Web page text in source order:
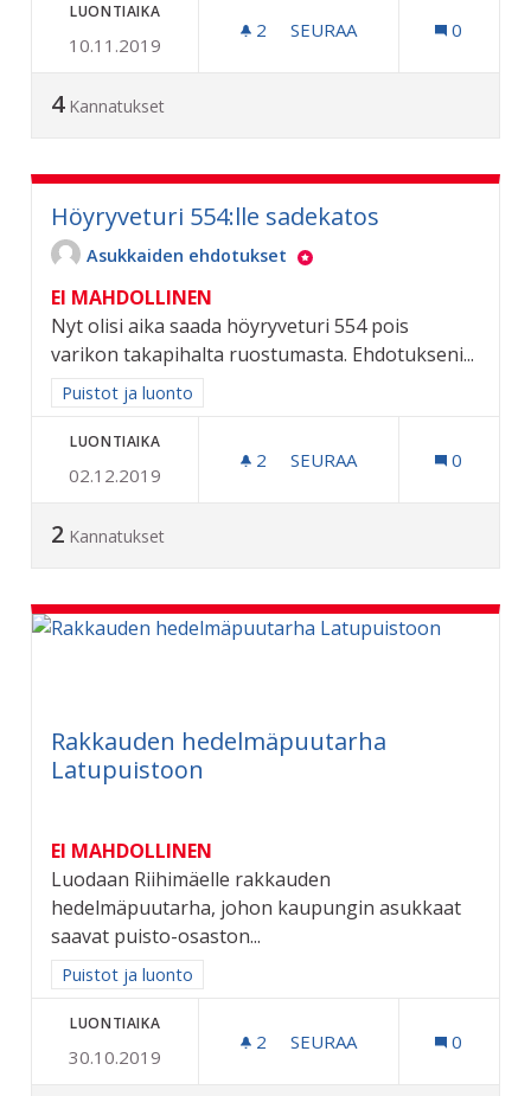
LUONTIAIKA
10.11.2019
2 2 SEURAAJAA
SEURAA 0
4 Kannatukset
Höyryveturi 554:lle sadekatos
Asukkaiden ehdotukset
EI MAHDOLLINEN
Nyt olisi aika saada höyryveturi 554 pois
varikon takapihalta ruostumasta. Ehdotukseni...
Rajaa tulokset aihepiirin mukaan: Puistot ja luonto
Puistot ja luonto
LUONTIAIKA
02.12.2019
2 2 SEURAAJAA
SEURAA 0
2 Kannatukset
Rakkauden hedelmäpuutarha
Latupuistoon
EI MAHDOLLINEN
Luodaan Riihimäelle rakkauden
hedelmäpuutarha, johon kaupungin asukkaat
saavat puisto-osaston...
Rajaa tulokset aihepiirin mukaan: Puistot ja luonto
Puistot ja luonto
LUONTIAIKA
30.10.2019
2 2 SEURAAJAA
SEURAA 0